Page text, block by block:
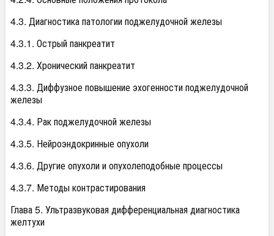
4.3. Диагностика патологии поджелудочной железы
4.3.1. Острый панкреатит
4.3.2. Хронический панкреатит
4.3.3. Диффузное повышение эхогенности поджелудочной
железы
4.3.4. Рак поджелудочной железы
4.3.5. Нейроэндокринные опухоли
4.3.6. Другие опухоли и опухолеподобные процессы
4.3.7. Методы контрастирования
Глава 5. Ультразвуковая дифференциальная диагностика
желтухи